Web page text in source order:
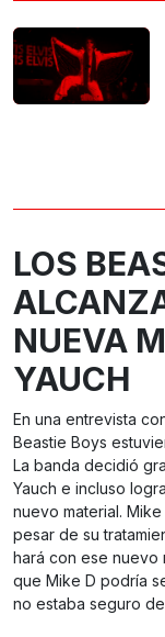
LOS
NUEVA
YAUCH
En una entrevista
Beastie Boys
La banda decidió
Yauch e incluso
nuevo material.
pesar de su
hará con ese nuevo
que Mike D podría
no estaba seguro